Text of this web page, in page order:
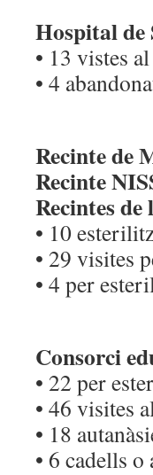
Hospital de
• 13 vistes
• 4
Recinte de
Recinte
Recintes
• 10
• 29 visites
• 4 per
Consorci
• 22 per
• 46 visites
• 18
• 6 cadells